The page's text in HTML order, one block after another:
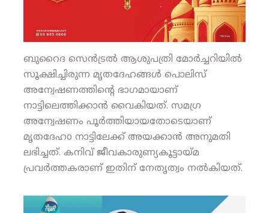
ബുറൈദ സെന്‍ട്രല്‍ ആശുപത്രി മോര്‍ച്ചറിയില്‍
സൂക്ഷിച്ചിരുന്ന മൃതദേഹങ്ങള്‍ പൊലിസ്
അന്വേഷണത്തിന്റെ ഭാഗമായാണ്
നാട്ടിലെത്തിക്കാന്‍ വൈകിയത്. സമഗ്ര
അന്വേഷണം പൂര്‍ത്തിയായതോടെയാണ്
മൃതദേഹo നാട്ടിലേക്ക് അയക്കാന്‍ അനുമതി
ലഭിച്ചത്. കനിവ് ജീവകാരുണ്യകൂട്ടായ്മ
പ്രവര്‍ത്തകരാണ് ഇതിന് നേതൃത്വം നല്‍കിയത്.